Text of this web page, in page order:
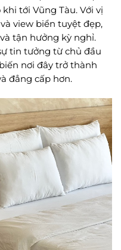
tới Vũng Tàu. Với vị
view biển tuyệt đẹp,
tận hưởng kỳ nghỉ.
tin tưởng từ chủ đầu
nơi đây trở thành
đẳng cấp hơn.